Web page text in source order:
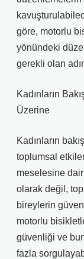
göre, motorlu
yönündeki
gerekli olan
Kadınların
Üzerine
Kadınların
toplumsal
meselesine
olarak değil,
bireylerin
motorlu
güvenliği ve
fazla